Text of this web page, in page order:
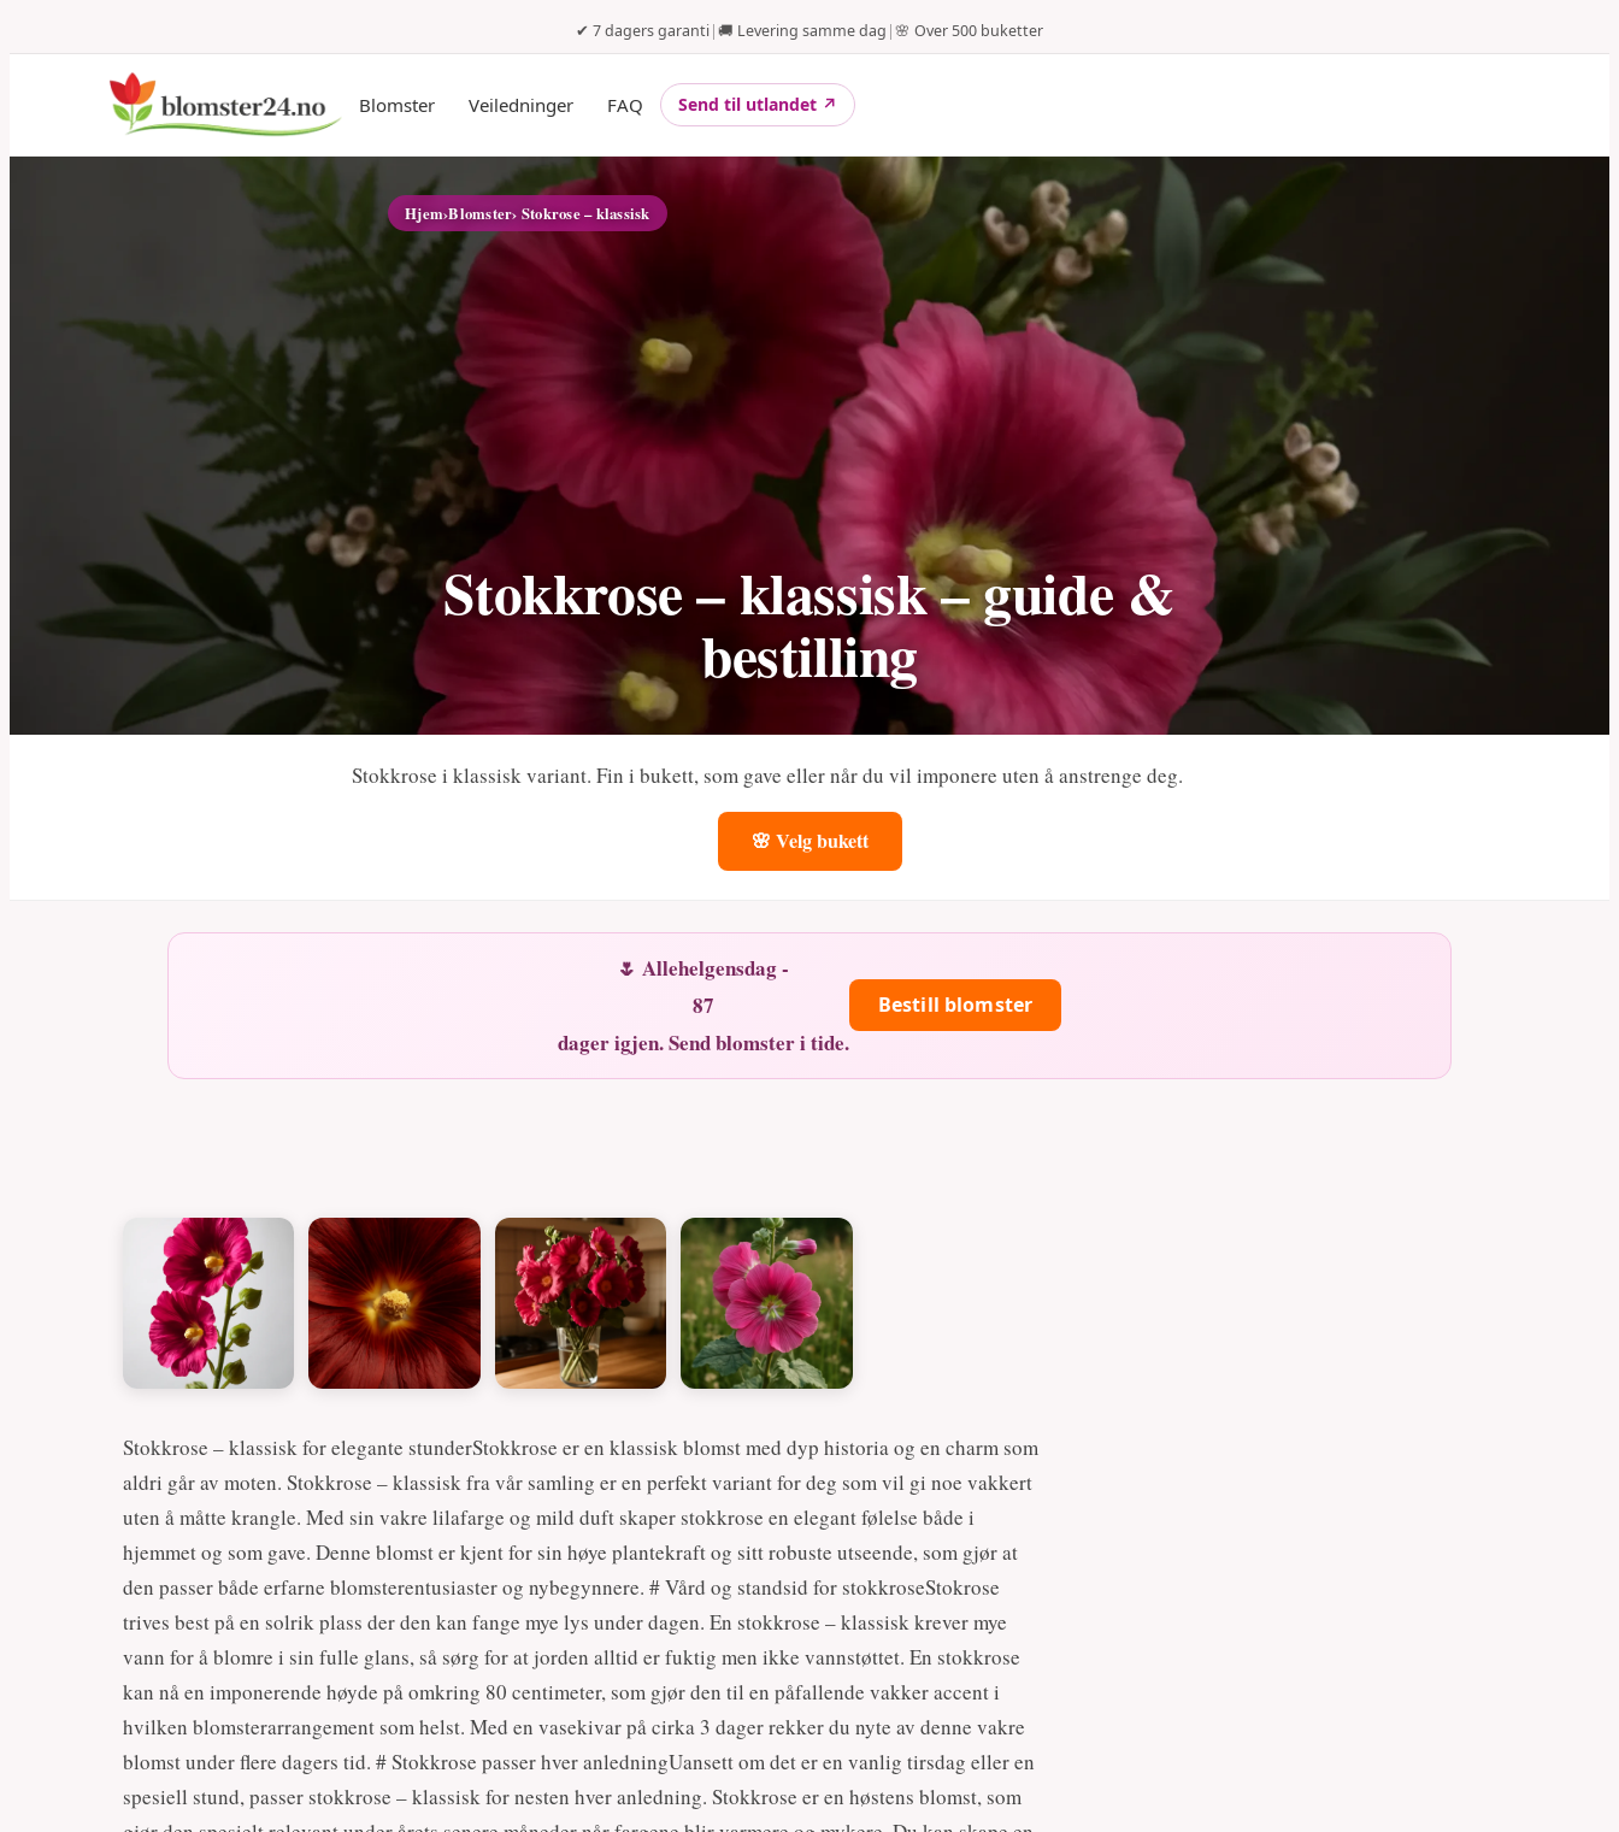
✔ 7 dagers garanti|🚚 Levering samme dag |🌸 Over 500 buketter
Blomster Veiledninger FAQ Send til utlandet ↗
Hjem›Blomster› Stokrose – klassisk
Stokkrose – klassisk – guide &
bestilling
Stokkrose i klassisk variant. Fin i bukett, som gave eller når du vil imponere uten å anstrenge deg.
🌸 Velg bukett
🌷 Allehelgensdag -
87
dager igjen. Send blomster i tide.
Bestill blomster
Stokkrose – klassisk for elegante stunderStokkrose er en klassisk blomst med dyp historia og en charm som
aldri går av moten. Stokkrose – klassisk fra vår samling er en perfekt variant for deg som vil gi noe vakkert
uten å måtte krangle. Med sin vakre lilafarge og mild duft skaper stokkrose en elegant følelse både i
hjemmet og som gave. Denne blomst er kjent for sin høye plantekraft og sitt robuste utseende, som gjør at
den passer både erfarne blomsterentusiaster og nybegynnere. # Vård og standsid for stokkroseStokrose
trives best på en solrik plass der den kan fange mye lys under dagen. En stokkrose – klassisk krever mye
vann for å blomre i sin fulle glans, så sørg for at jorden alltid er fuktig men ikke vannstøttet. En stokkrose
kan nå en imponerende høyde på omkring 80 centimeter, som gjør den til en påfallende vakker accent i
hvilken blomsterarrangement som helst. Med en vasekivar på cirka 3 dager rekker du nyte av denne vakre
blomst under flere dagers tid. # Stokkrose passer hver anledningUansett om det er en vanlig tirsdag eller en
spesiell stund, passer stokkrose – klassisk for nesten hver anledning. Stokkrose er en høstens blomst, som